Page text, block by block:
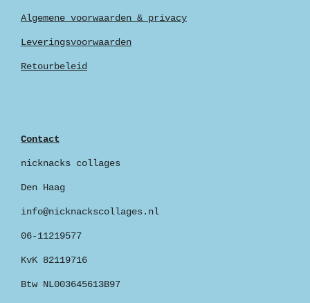
Algemene voorwaarden & privacy
Leveringsvoorwaarden
Retourbeleid
Contact
nicknacks collages
Den Haag
info@nicknackscollages.nl
06-11219577
KvK 82119716
Btw NL003645613B97